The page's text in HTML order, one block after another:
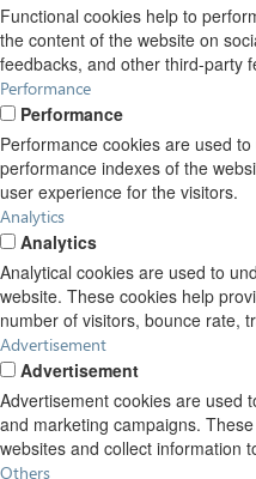
Functional cookies help to
the content of the website on
feedbacks, and other third-party
Performance
Performance
Performance cookies are used
performance indexes of the
user experience for the visitors.
Analytics
Analytics
Analytical cookies are used to
website. These cookies help
number of visitors, bounce rate,
Advertisement
Advertisement
Advertisement cookies are used
and marketing campaigns.
websites and collect information
Others